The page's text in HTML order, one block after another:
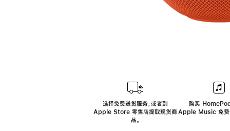
选择免费送货服务，或者到
Apple Store 零售店提取现货商
品。
购买
Apple Music 免费